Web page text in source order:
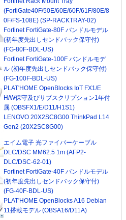
(FortiGate40F/50E/60E/60F/61F/80E/8
0F/FS-108E) (SP-RACKTRAY-02)
Fortinet FortiGate-80F バンドルモデル
(初年度先出しセンドバック保守付)
(FG-80F-BDL-US)
Fortinet FortiGate-100F バンドルモデ
ル (初年度先出しセンドバック保守付)
(FG-100F-BDL-US)
PLAT'HOME OpenBlocks IoT FX1/E
H/W保守及びサブスクリプション1年付
属 (OBSFX1/E/D11/H1S1)
LENOVO 20X2SC8G00 ThinkPad L14
Gen2 (20X2SC8G00)
エイム電子 光ファイバーケーブル
DLC/DSC MM62.5 1m (AFP2-
DLC/DSC-62-01)
Fortinet FortiGate-40F バンドルモデル
(初年度先出しセンドバック保守付)
(FG-40F-BDL-US)
PLAT'HOME OpenBlocks A16 Debian
11搭載モデル (OBSA16/D11A)